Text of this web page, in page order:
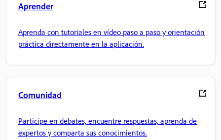
Aprender
Aprenda con tutoriales en vídeo paso a paso y orientación
práctica directamente en la aplicación.
Comunidad
Participe en debates, encuentre respuestas, aprenda de
expertos y comparta sus conocimientos.